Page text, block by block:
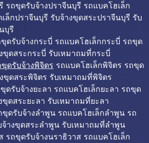
รถขุดรับจ้างปราจีนบุรี รถแบคโฮเล็ก
ล็กปราจีนบุรี รับจ้างขุดสระปราจีนบุรี รับ
บุรี
ดรับจ้างกระบี่ รถแบคโฮเล็กกระบี่ รถขุด
ขุดสระกระบี่ รับเหมาถมที่กระบี่
ขุดรับจ้างพิจิตร รถแบคโฮเล็กพิจิตร รถขุด
ขุดสระพิจิตร รับเหมาถมที่พิจิตร
ดรับจ้างยะลา รถแบคโฮเล็กยะลา รถขุด
ขุดสระยะลา รับเหมาถมที่ยะลา
ดรับจ้างลำพูน รถแบคโฮเล็กลำพูน รถ
างขุดสระลำพูน รับเหมาถมที่ลำพูน
รถขุดรับจ้างนราธิวาส รถแบคโฮเล็ก